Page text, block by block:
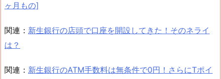
ヶ月もの]
関連： 新生銀行の店頭で口座を開設してきた！そのネライ
は？
関連： 新生銀行のATM手数料は無条件で0円！さらにTポイ